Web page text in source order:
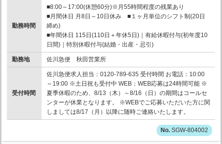
勤務時間
■8:00～17:00(休憩60分)※月55時間程度の残業あり
■月間休日 月8日～10日休み ■１ヶ月単位のシフト制(20日
締め)
■年間休日 115日(110日＋年休5日)｜有給休暇付与(初年度10
日間)｜特別休暇付与(結婚・出産・忌引)
勤務地 佐川急便 秋田営業所
受付時間
佐川急便求人担当：0120-789-635 受付時間 お電話：10:00
～19:00 ※土日祝も受付中 WEB：WEB応募は24時間可能 ※
夏季休暇のため、8/13（木）～8/16（日）の期間はコールセ
ンターが休業となります。 ※WEBでご応募いただいた方に関
しましては8/17（月）以降に随時ご連絡いたします。
SGW-804002